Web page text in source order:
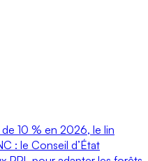
10 % en 2026, le lin
: le Conseil d’État